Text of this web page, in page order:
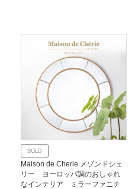
SOLD
Maison de Cherie メゾンドシェ
リー ヨーロッパ調のおしゃれ
なインテリア ミラーファニチ